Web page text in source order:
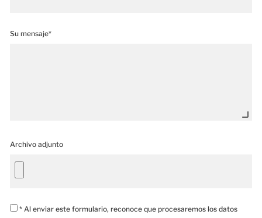
Su mensaje*
Archivo adjunto
* Al enviar este formulario, reconoce que procesaremos los datos